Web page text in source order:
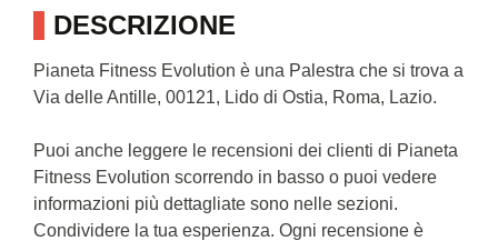
DESCRIZIONE
Pianeta Fitness Evolution è una Palestra che si trova a
Via delle Antille, 00121, Lido di Ostia, Roma, Lazio.
Puoi anche leggere le recensioni dei clienti di Pianeta
Fitness Evolution scorrendo in basso o puoi vedere
informazioni più dettagliate sono nelle sezioni.
Condividere la tua esperienza. Ogni recensione è